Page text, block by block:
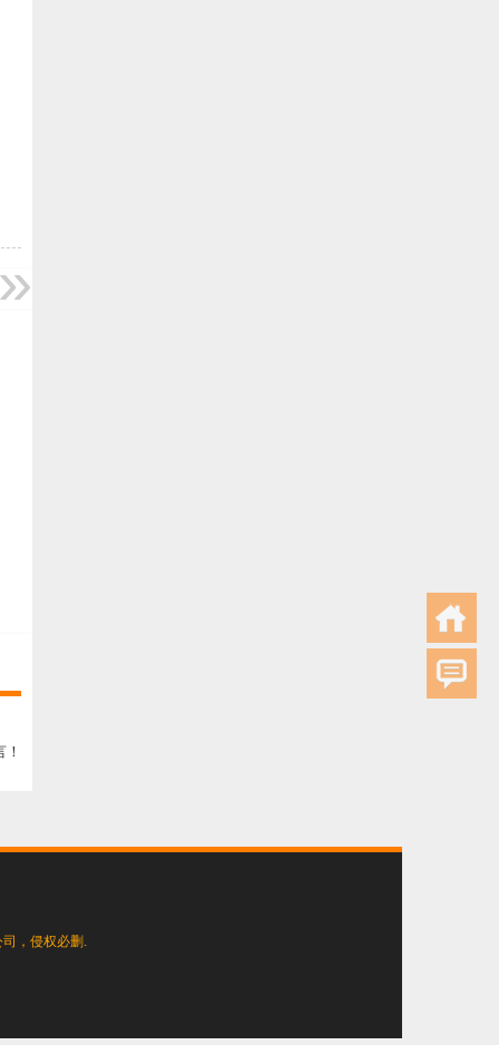
，侵权必删.